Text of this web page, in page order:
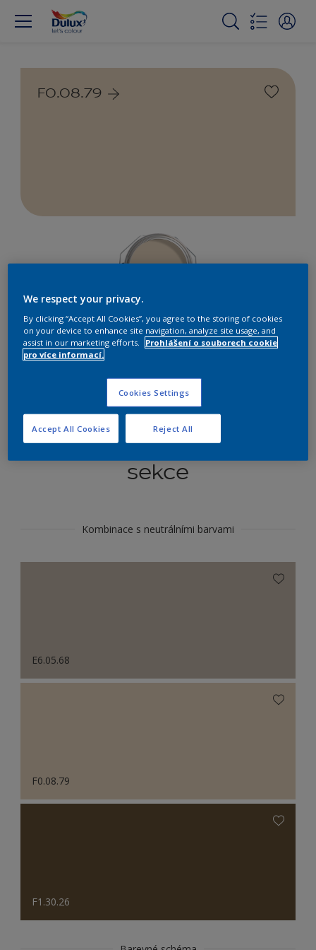
F0.08.79
Najít výrobek v tomto odstínu
Koordinovat barevné
sekce
Kombinace s neutrálními barvami
E6.05.68
F0.08.79
F1.30.26
We respect your privacy.
By clicking “Accept All Cookies”, you agree to the storing of cookies
on your device to enhance site navigation, analyze site usage, and
assist in our marketing efforts.
Prohlášení o souborech cookie
pro více informací.
Cookies Settings
Reject All
Accept All Cookies